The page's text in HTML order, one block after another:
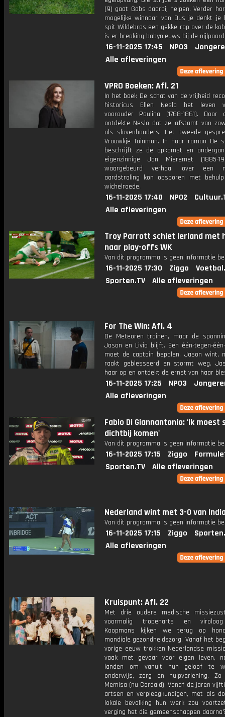
(9) gaat Gabs daarbij helpen. Verder
mogelijke winnaar van Dus je denkt je
spit Wildebras een gekke rap over de
is er breaking babynieuws bij de
16-11-2025 17:45 NPO3
Alle afleveringen
VPRO Boeken: Afl. 21
In het boek De schat van de vrijheid
historicus Ellen Neslo het leven
voorouder Paulina (1768-1861). Door
ontdekte Neslo dat ze afstamt van
als slavenhouders. Het tweede
Vrouwkje Tuinman. In haar roman De
beschrijft ze de opkomst en
eigenzinnige Jan Mieremet (1885-
waargebeurd verhaal over een
aardstraling kon opsporen met
wichelroede.
16-11-2025 17:40 NPO2
Alle afleveringen
Troy Parrott schiet Ierland met
naar play-offs WK
Van dit programma is geen informatie
16-11-2025 17:30 Ziggo
Sporten.TV
Alle afleveringen
For The Win: Afl. 4
De Meteoren trainen, maar de
Jason en Livia blijft. Een één-tegen-
moet de captain bepalen. Jason wint,
raakt geblesseerd en stormt weg.
haar op en ontdekt de ernst van haar
16-11-2025 17:25 NPO3
Alle afleveringen
Fabio Di Giannantonio: 'Ik moest
dichtbij komen'
Van dit programma is geen informatie
16-11-2025 17:15 Ziggo
Sporten.TV
Alle afleveringen
Nederland wint met 3-0 van
Van dit programma is geen informatie
16-11-2025 17:15 Ziggo
Alle afleveringen
Kruispunt: Afl. 22
Met drie oudere medische
voormalig tropenarts en
Koopmans kijken we terug op
mondiale gezondheidszorg. Vanaf het
vorige eeuw trokken Nederlandse
vaak met gevaar voor eigen leven,
landen om vanuit hun geloof te
onderwijs, zorg en hulpverlening. Zo
Memisa (nu Cordaid). Vanaf de jaren
artsen en verpleegkundigen, met als
lokale bevolking hun werk zou
verging het die gemeenschappen